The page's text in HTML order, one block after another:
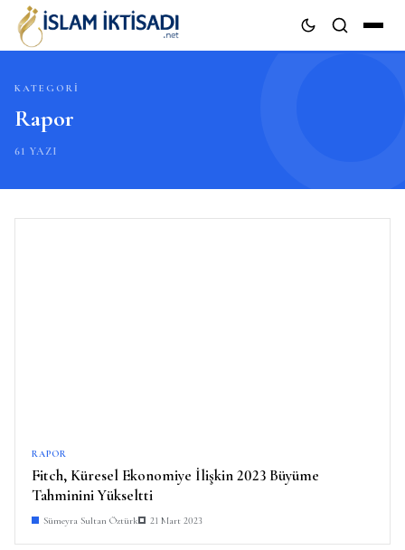
KATEGORI
Rapor
61 YAZI
RAPOR
Fitch, Küresel Ekonomiye İlişkin 2023 Büyüme
Tahminini Yükseltti
Sümeyra Sultan Öztürk 21 Mart 2023